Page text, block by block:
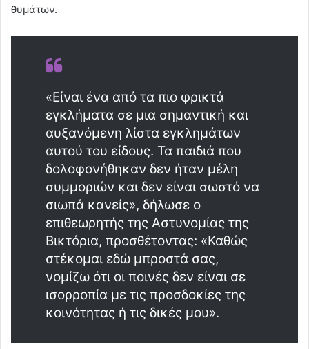
θυμάτων.
«Είναι ένα από τα πιο φρικτά
εγκλήματα σε μια σημαντική και
αυξανόμενη λίστα εγκλημάτων
αυτού του είδους. Τα παιδιά που
δολοφονήθηκαν δεν ήταν μέλη
συμμοριών και δεν είναι σωστό να
σιωπά κανείς», δήλωσε ο
επιθεωρητής της Αστυνομίας της
Βικτόρια, προσθέτοντας: «Καθώς
στέκομαι εδώ μπροστά σας,
νομίζω ότι οι ποινές δεν είναι σε
ισορροπία με τις προσδοκίες της
κοινότητας ή τις δικές μου».